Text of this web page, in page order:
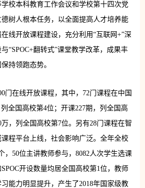
校本科教育工作会议和学校第十四次党
树人根本任务，以全面提高人才培养能
线开放课程建设，充分利用“互联网+”深
“SPOC+翻转式”课堂教学改革，成果丰
持领跑态势。
门在线开放课程，其中，72门课程在中国
全国高校第4位；开课227期，列全国高
，列全国高校第7位。另有28门课程在智
程平台上线，社会影响广泛。全年全校
，50位主讲教师参与，8082人次学生选课
开设数量均居全国高校第1位，教师
能力明显提升，产生了2018年国家级教